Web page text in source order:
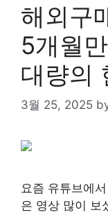
해외구
5개월
대량의
3월 25, 2025
요즘 유튜브에
은 영상 많이 보